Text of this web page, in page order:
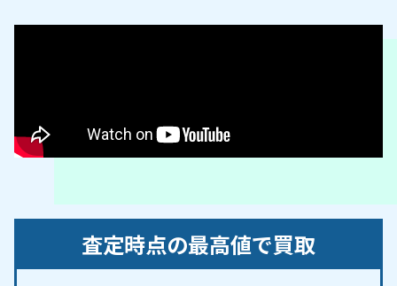
大井町／大岩町／大内町／大河原町／大ケ蔵連町／
大蔵連町／大蔵町／大桑町／大坂町／大島町／大清
／押山町／小田木町／小滝野町／落合町／乙部ケ丘
／乙部町／小渡町／伯母沢町／小原町／折平町／小
査定時点の最高値で買取